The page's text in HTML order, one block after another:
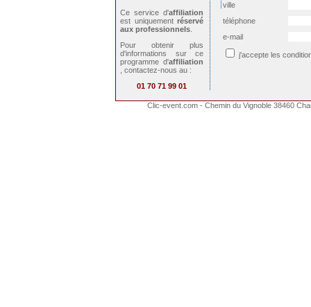
ville
téléphone
e-mail
j'accepte les
Ce service d'affiliation
est uniquement réservé
aux professionnels
Pour obtenir plus
d'informations sur ce
programme d'affiliation
, contactez-nous au :
01 70 71 99 01
Clic-event.com - Chemin du Vignoble 38460